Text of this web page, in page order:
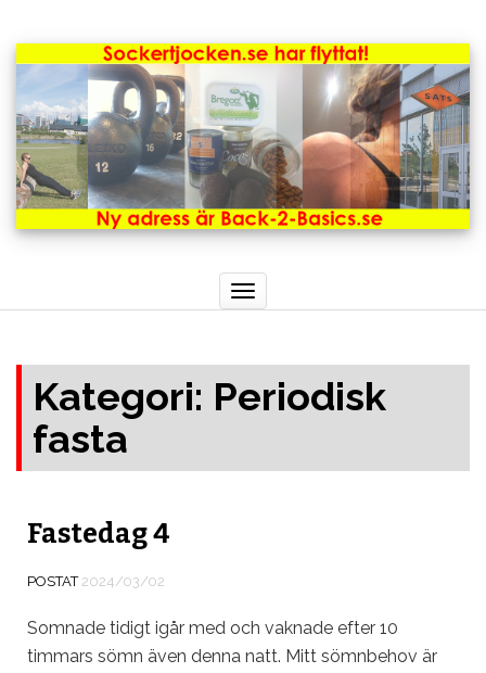
Toggle
navigation
Kategori: Periodisk
fasta
Fastedag 4
POSTAT 2024/03/02
Somnade tidigt igår med och vaknade efter 10
timmars sömn även denna natt. Mitt sömnbehov är